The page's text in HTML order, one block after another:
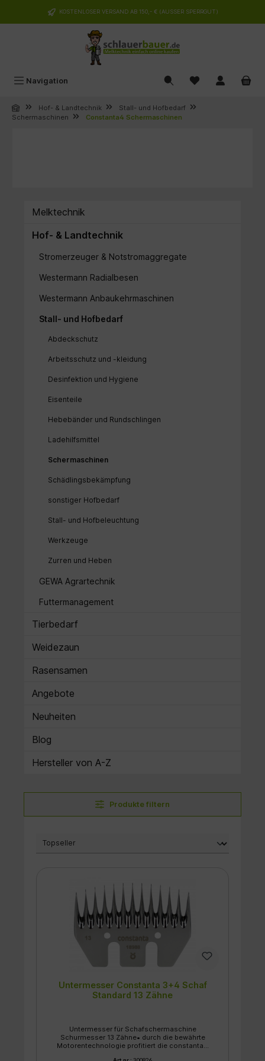
springen KOSTENLOSER VERSAND AB 150,- € (AUSSER SPERRGUT)
Navigation
Hof- & Landtechnik
Stall- und Hofbedarf
Schermaschinen
Constanta4 Schermaschinen
Melktechnik
Hof- & Landtechnik
Stromerzeuger & Notstromaggregate
Westermann Radialbesen
Westermann Anbaukehrmaschinen
Stall- und Hofbedarf
Abdeckschutz
Arbeitsschutz und -kleidung
Desinfektion und Hygiene
Eisenteile
Hebebänder und Rundschlingen
Ladehilfsmittel
Schermaschinen
Schädlingsbekämpfung
sonstiger Hofbedarf
Stall- und Hofbeleuchtung
Werkzeuge
Zurren und Heben
GEWA Agrartechnik
Futtermanagement
Tierbedarf
Weidezaun
Rasensamen
Angebote
Neuheiten
Blog
Hersteller von A-Z
Produkte filtern
Untermesser Constanta 3+4 Schaf
Standard 13 Zähne
Untermesser für Schafschermaschine
Schurmesser 13 Zähne• durch die bewährte
Motorentechnologie profitiert die constanta4